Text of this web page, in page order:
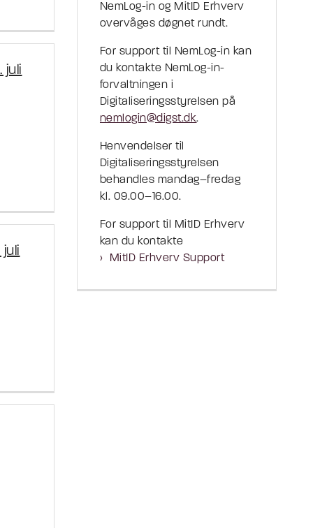
juli
NemLog-in og MitID Erhverv
overvåges døgnet rundt.
For support til NemLog-in kan
du kontakte NemLog-in-
forvaltningen i
Digitaliseringsstyrelsen på
nemlogin@digst.dk.
Henvendelser til
Digitaliseringsstyrelsen
behandles mandag–fredag
kl. 09.00–16.00.
For support til MitID Erhverv
kan du kontakte
MitID Erhverv Support